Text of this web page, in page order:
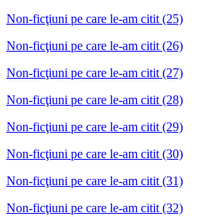
Non-ficţiuni pe care le-am citit (25)
Non-ficţiuni pe care le-am citit (26)
Non-ficţiuni pe care le-am citit (27)
Non-ficţiuni pe care le-am citit (28)
Non-ficţiuni pe care le-am citit (29)
Non-ficţiuni pe care le-am citit (30)
Non-ficţiuni pe care le-am citit (31)
Non-ficţiuni pe care le-am citit (32)